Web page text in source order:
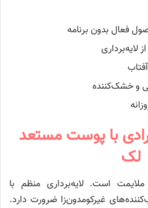
فعال بدون برنامه
لایه‌برداری
و خشک‌کننده
با پوست مستعد
لک
است. لایه‌برداری منظم با
غیرکومدون‌زا ضرورت دارد.